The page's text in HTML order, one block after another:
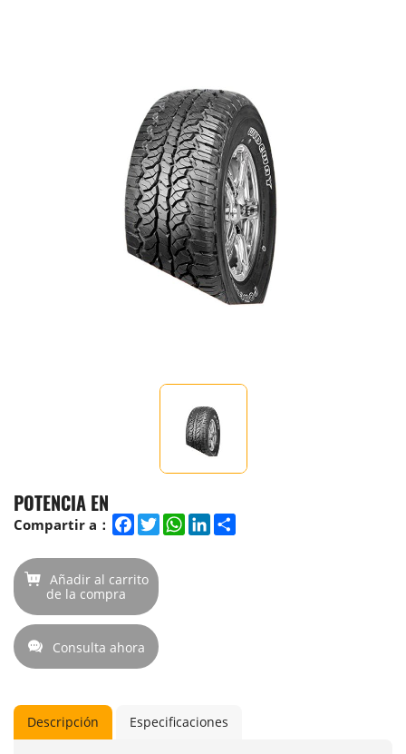
POTENCIA EN
Compartir a： Facebook
TwitterWhatsApp
LinkedIn
Añadir al carrito
de la compra
Consulta ahora
Descripción Especificaciones